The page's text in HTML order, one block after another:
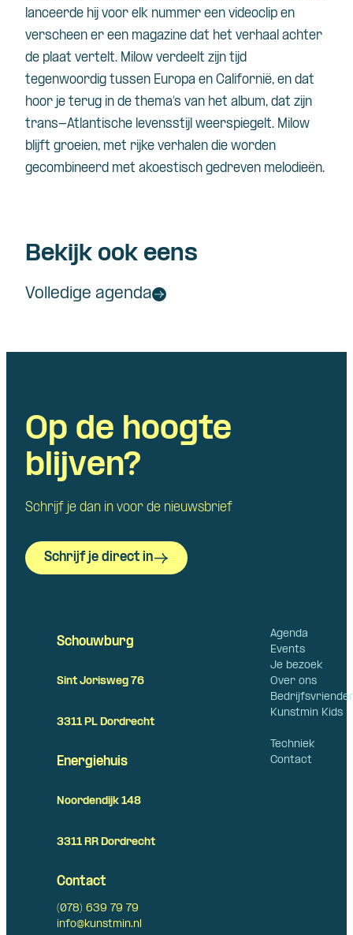
lanceerde hij voor elk nummer een videoclip en
verscheen er een magazine dat het verhaal achter
de plaat vertelt. Milow verdeelt zijn tijd
tegenwoordig tussen Europa en Californië, en dat
hoor je terug in de thema’s van het album, dat zijn
trans-Atlantische levensstijl weerspiegelt. Milow
blijft groeien, met rijke verhalen die worden
gecombineerd met akoestisch gedreven melodieën.
Bekijk ook eens
Volledige agenda
Op de hoogte
blijven?
Schrijf je dan in voor de nieuwsbrief
Schrijf je direct in
Agenda
Events
Je bezoek
Over ons
Kunstmin Kids
Techniek
Contact
Schouwburg
Sint Jorisweg 76
3311 PL Dordrecht
Energiehuis
Noordendijk 148
3311 RR Dordrecht
Contact
(078) 639 79 79
info@kunstmin.nl